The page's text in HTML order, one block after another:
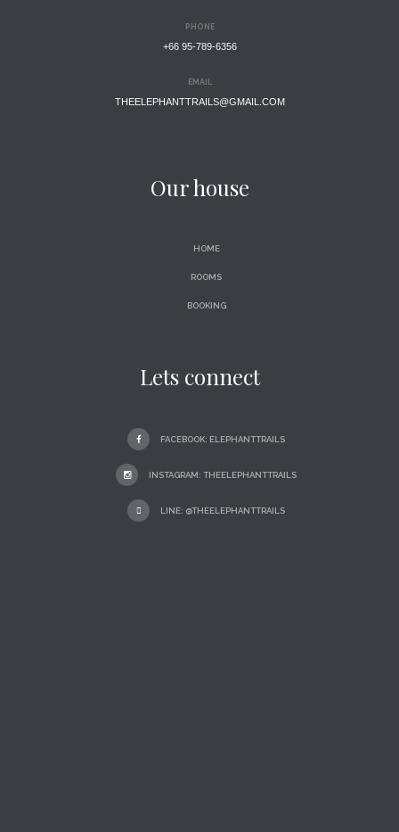
PHONE
+66 95-789-6356
EMAIL
THEELEPHANTTRAILS@GMAIL.COM
Our house
HOME
ROOMS
BOOKING
Lets connect
FACEBOOK: ELEPHANTTRAILS
INSTAGRAM: THEELEPHANTTRAILS
LINE: @THEELEPHANTTRAILS